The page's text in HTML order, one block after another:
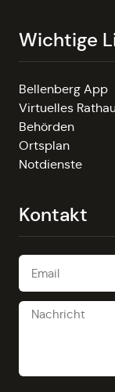
Wichtige
Bellenberg App
Virtuelles
Behörden
Ortsplan
Notdienste
Kontakt